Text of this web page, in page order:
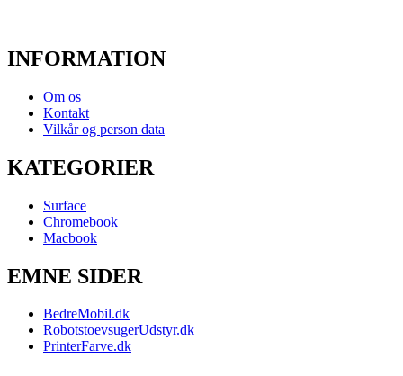
INFORMATION
Om os
Kontakt
Vilkår og person data
KATEGORIER
Surface
Chromebook
Macbook
EMNE SIDER
BedreMobil.dk
RobotstoevsugerUdstyr.dk
PrinterFarve.dk